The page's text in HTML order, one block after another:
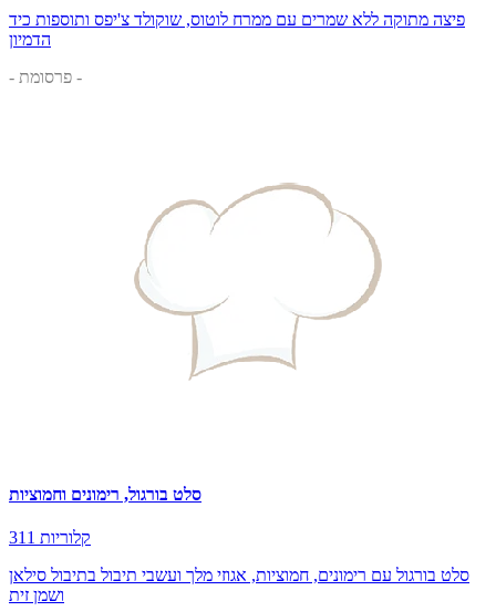
פיצה מתוקה ללא שמרים עם ממרח לוטוס, שוקולד צ'יפס ותוספות כיד
הדמיון
- פרסומת -
סלט בורגול, רימונים וחמוציות
311 קלוריות
סלט בורגול עם רימונים, חמוציות, אגוזי מלך ועשבי תיבול בתיבול סילאן
ושמן זית